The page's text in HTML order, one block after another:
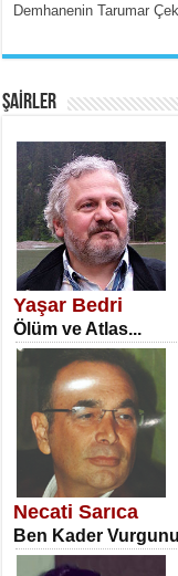
SATILMIŞ ÜMİT
Erkenlik...
NECLA DİLEK
Öğretmenler Günü
Demhanenin Tarumar
ŞAİRLER
Yaşar Bedri
Ölüm ve Atlas...
Necati Sarıca
Ben Kader